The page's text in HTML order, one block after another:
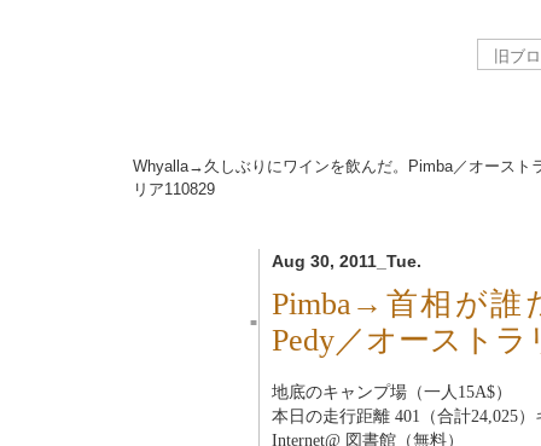
Whyalla→久しぶりにワインを飲んだ。Pimba／オースト
リア110829
Aug 30, 2011_Tue.
■
Pimba→首相が
Pedy／オーストラ
地底のキャンプ場（一人15A$）
本日の走行距離 401（合計24,025）
Internet@ 図書館（無料）